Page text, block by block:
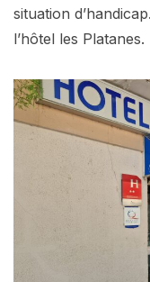
situation
l’hôtel les